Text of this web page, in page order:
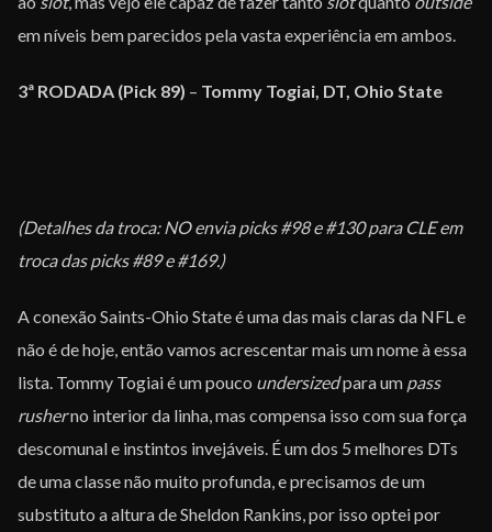
em níveis bem parecidos pela vasta experiência em ambos.
3ª RODADA (Pick 89) – Tommy Togiai, DT, Ohio State
(Detalhes da troca: NO envia picks #98 e #130 para CLE em
troca das picks #89 e #169.)
A conexão Saints-Ohio State é uma das mais claras da NFL e
não é de hoje, então vamos acrescentar mais um nome à essa
lista. Tommy Togiai é um pouco undersizedpara um pass
rusherno interior da linha, mas compensa isso com sua força
descomunal e instintos invejáveis. É um dos 5 melhores DTs
de uma classe não muito profunda, e precisamos de um
substituto a altura de Sheldon Rankins, por isso optei por